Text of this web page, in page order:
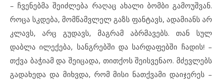
– ჩვენებმა შეიძლება რაღაც ახალი ბომბი გამოუშვან.
როცა სკდება, მომწამვლელ გაზს ფანტავს, ადამიანს არ
კლავს, არც გუდავს, მაგრამ აბრმავებს. თან სულ
დაბლა ილექება, სანგრებში და სარდაფებში ჩადის! –
თქვა ბაჭიამ და შეიცადა, თითქოს შეისვენაო. მძევლებს
გადახედა და მიხვდა, რომ მისი ნათქვამი დაიჯერეს –